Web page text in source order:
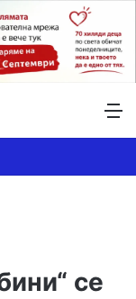
се